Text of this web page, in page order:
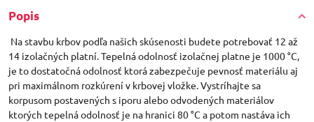
Popis
Na stavbu krbov podľa našich skúsenosti budete potrebovať 12 až
14 izolačných platní. Tepelná odolnosť izolačnej platne je 1000 °C,
je to dostatočná odolnosť ktorá zabezpečuje pevnosť materiálu aj
pri maximálnom rozkúrení v krbovej vložke. Vystríhajte sa
korpusom postavených s iporu alebo odvodených materiálov
ktorých tepelná odolnosť je na hranici 80 °C a potom nastáva ich